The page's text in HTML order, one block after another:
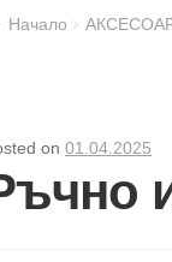
Начало
on01.04.2025